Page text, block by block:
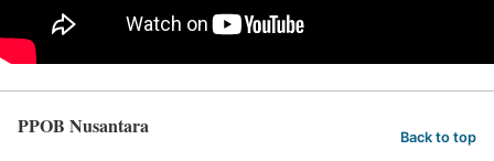
PPOB Nusantara Back to top